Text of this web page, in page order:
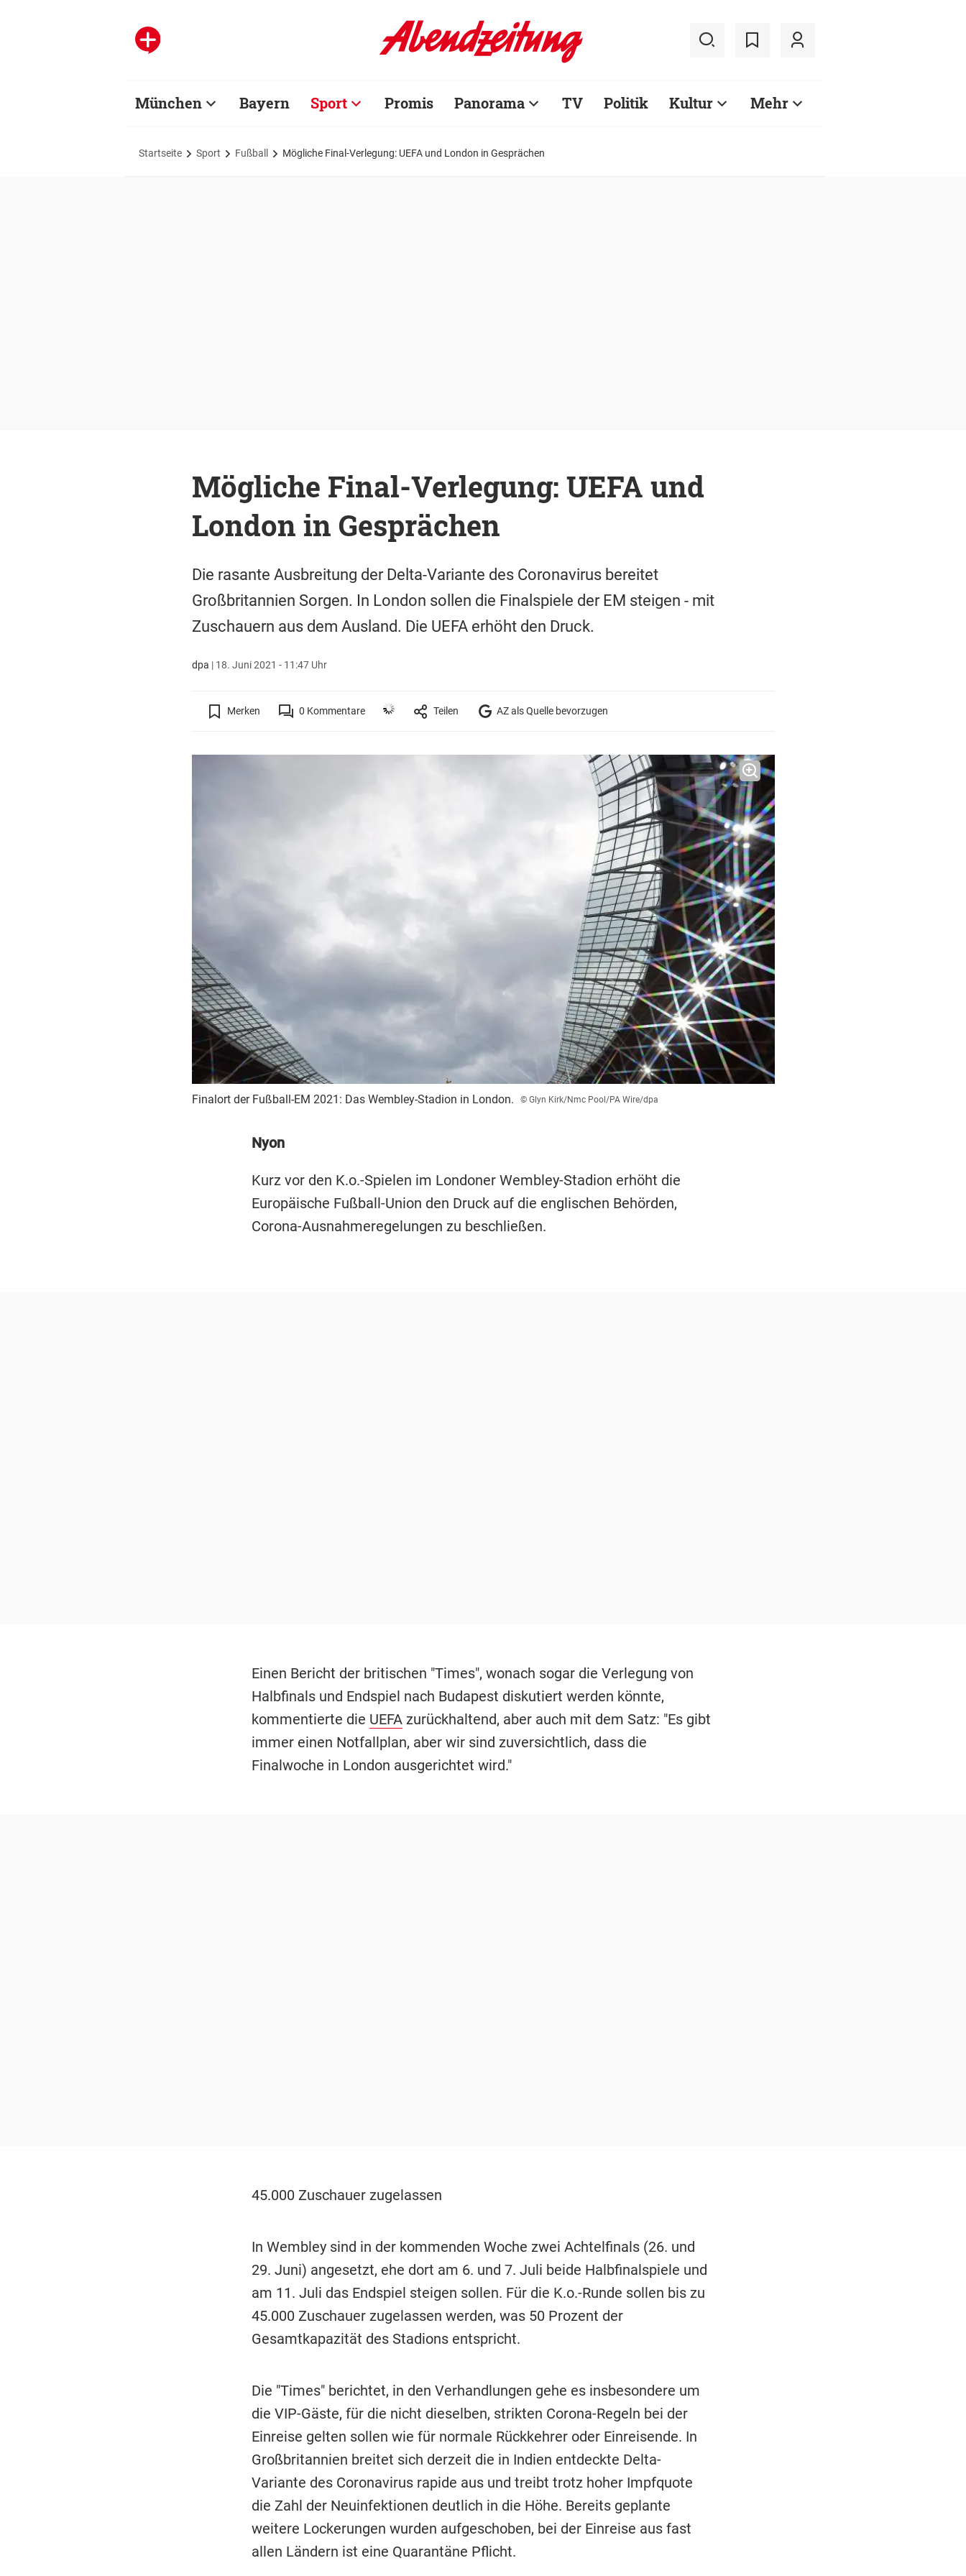
München Bayern Sport Promis Panorama TV Politik Kultur Mehr
Startseite Sport Fußball Mögliche Final-Verlegung: UEFA und London in Gesprächen
Mögliche Final-Verlegung: UEFA und
London in Gesprächen
Die rasante Ausbreitung der Delta-Variante des Coronavirus bereitet
Großbritannien Sorgen. In London sollen die Finalspiele der EM steigen - mit
Zuschauern aus dem Ausland. Die UEFA erhöht den Druck.
dpa | 18. Juni 2021 - 11:47 Uhr
Merken 0 Kommentare Teilen AZ als Quelle bevorzugen
Finalort der Fußball-EM 2021: Das Wembley-Stadion in London. © Glyn Kirk/Nmc Pool/PA Wire/dpa
Nyon
Kurz vor den K.o.-Spielen im Londoner Wembley-Stadion erhöht die
Europäische Fußball-Union den Druck auf die englischen Behörden,
Corona-Ausnahmeregelungen zu beschließen.
Einen Bericht der britischen "Times", wonach sogar die Verlegung von
Halbfinals und Endspiel nach Budapest diskutiert werden könnte,
kommentierte die UEFAzurückhaltend, aber auch mit dem Satz: "Es gibt
immer einen Notfallplan, aber wir sind zuversichtlich, dass die
Finalwoche in London ausgerichtet wird."
45.000 Zuschauer zugelassen
In Wembley sind in der kommenden Woche zwei Achtelfinals (26. und
29. Juni) angesetzt, ehe dort am 6. und 7. Juli beide Halbfinalspiele und
am 11. Juli das Endspiel steigen sollen. Für die K.o.-Runde sollen bis zu
45.000 Zuschauer zugelassen werden, was 50 Prozent der
Gesamtkapazität des Stadions entspricht.
Die "Times" berichtet, in den Verhandlungen gehe es insbesondere um
die VIP-Gäste, für die nicht dieselben, strikten Corona-Regeln bei der
Einreise gelten sollen wie für normale Rückkehrer oder Einreisende. In
Großbritannien breitet sich derzeit die in Indien entdeckte Delta-
Variante des Coronavirus rapide aus und treibt trotz hoher Impfquote
die Zahl der Neuinfektionen deutlich in die Höhe. Bereits geplante
weitere Lockerungen wurden aufgeschoben, bei der Einreise aus fast
allen Ländern ist eine Quarantäne Pflicht.